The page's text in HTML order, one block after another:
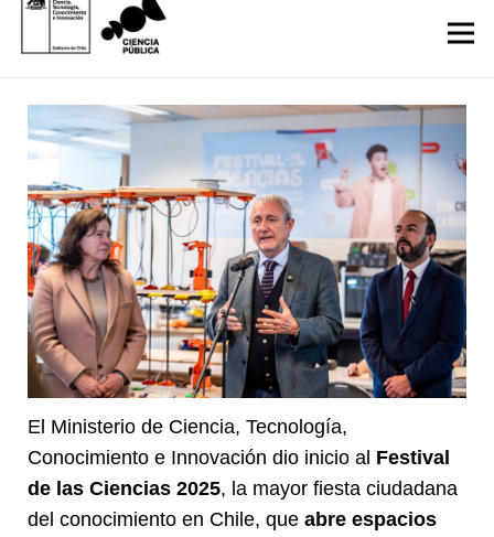
El Ministerio de Ciencia, Tecnología,
Conocimiento e Innovación dio inicio al Festival
de las Ciencias 2025, la mayor fiesta ciudadana
del conocimiento en Chile, que abre espacios